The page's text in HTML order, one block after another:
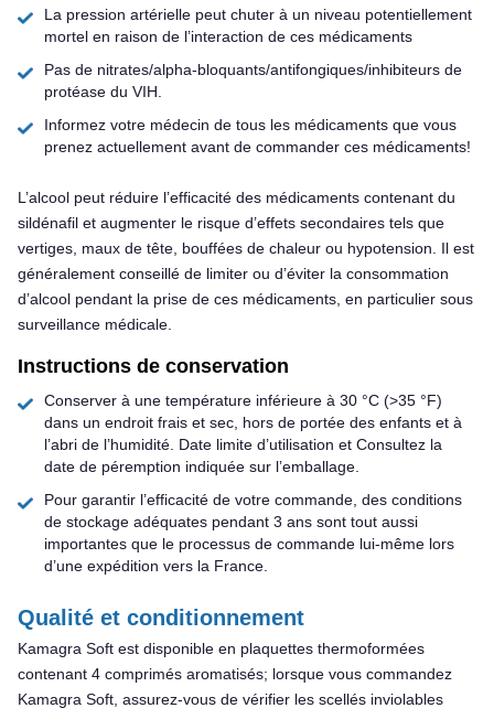
La pression artérielle peut chuter à un niveau potentiellement
mortel en raison de l’interaction de ces médicaments
Pas de nitrates/alpha-bloquants/antifongiques/inhibiteurs de
protéase du VIH.
Informez votre médecin de tous les médicaments que vous
prenez actuellement avant de commander ces médicaments!
L’alcool peut réduire l’efficacité des médicaments contenant du
sildénafil et augmenter le risque d’effets secondaires tels que
vertiges, maux de tête, bouffées de chaleur ou hypotension. Il est
généralement conseillé de limiter ou d’éviter la consommation
d’alcool pendant la prise de ces médicaments, en particulier sous
surveillance médicale.
Instructions de conservation
Conserver à une température inférieure à 30 °C (>35 °F)
dans un endroit frais et sec, hors de portée des enfants et à
l’abri de l’humidité. Date limite d’utilisation et Consultez la
date de péremption indiquée sur l’emballage.
Pour garantir l’efficacité de votre commande, des conditions
de stockage adéquates pendant 3 ans sont tout aussi
importantes que le processus de commande lui-même lors
d’une expédition vers la France.
Qualité et conditionnement
Kamagra Soft est disponible en plaquettes thermoformées
contenant 4 comprimés aromatisés; lorsque vous commandez
Kamagra Soft, assurez-vous de vérifier les scellés inviolables